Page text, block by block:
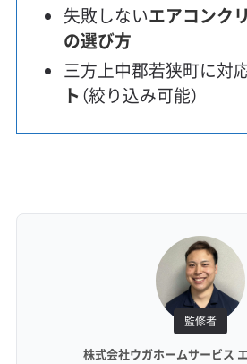
失敗しないエアコンク
の選び方
三方上中郡若狭町に対
ト （絞り込み可能）
監修者
株式会社ウガホームサービス